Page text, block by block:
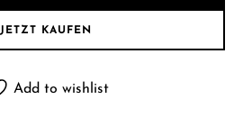
JETZT KAUFEN
Add to wishlist